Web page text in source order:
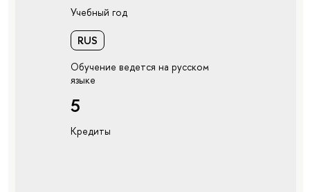
Учебный год
RUS
Обучение ведется на русском
языке
5
Кредиты